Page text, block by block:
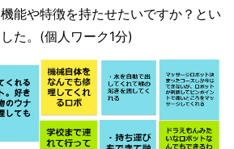
能や特徴を持たせたいですか？とい
た。(個人ワーク1分)